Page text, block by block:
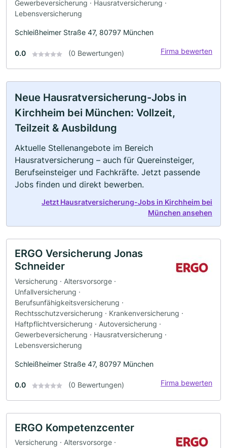
Gewerbeversicherung · Hausratversicherung ·
Lebensversicherung
Schleißheimer Straße 47, 80797 München
0.0 (0 Bewertungen) Firma bewerten
Neue Hausratversicherung-Jobs in
Kirchheim bei München: Vollzeit,
Teilzeit & Ausbildung
Aktuelle Stellenangebote im Bereich
Hausratversicherung – auch für Quereinsteiger,
Berufseinsteiger und Fachkräfte. Jetzt passende
Jobs finden und direkt bewerben.
Jetzt Hausratversicherung-Jobs in Kirchheim bei
München ansehen
ERGO Versicherung Jonas
Schneider
Versicherung · Altersvorsorge ·
Unfallversicherung ·
Berufsunfähigkeitsversicherung ·
Rechtsschutzversicherung · Krankenversicherung ·
Haftpflichtversicherung · Autoversicherung ·
Gewerbeversicherung · Hausratversicherung ·
Lebensversicherung
Schleißheimer Straße 47, 80797 München
0.0 (0 Bewertungen) Firma bewerten
ERGO Kompetenzcenter
Versicherung · Altersvorsorge ·